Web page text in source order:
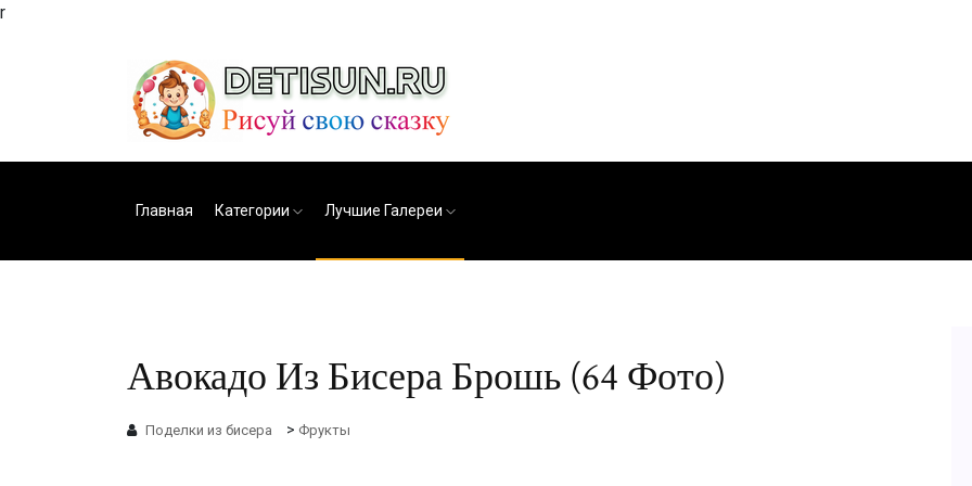
r
Главная Категории Лучшие Галереи
Авокадо Из Бисера Брошь (64 Фото)
Поделки из бисера > Фрукты